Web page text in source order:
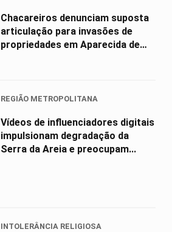
Chacareiros denunciam suposta
articulação para invasões de
propriedades em Aparecida de
REGIÃO METROPOLITANA
Vídeos de influenciadores digitais
impulsionam degradação da
Serra da Areia e preocupam...
INTOLERÂNCIA RELIGIOSA